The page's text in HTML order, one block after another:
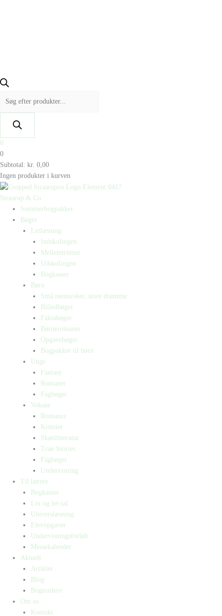
0
0
Subtotal: kr. 0,00
Ingen produkter i kurven
Straarup & Co
Sommerbogpakker
Bøger
Letlæsning
Indskolingen
Mellemtrinnet
Udskolingen
Bogkasser
Børn
Små mennesker, store drømme
Billedbøger
Faktabøger
Børneromaner
Opgavebøger
Bogpakker til børn
Unge
Fantasy
Romaner
Fagbøger
Voksne
Romance
Krimier
Skønlitteratur
True Stories
Fagbøger
Undervisning
Til lærere
Bogkasser
Lix og let-tal
Universlæsning
Elevopgaver
Undervisningsforløb
Messekalender
Aktuelt
Artikler
Blog
Bogtrailere
Om os
Kontakt